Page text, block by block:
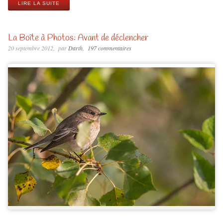
LIRE LA SUITE
La Boîte à Photos: Avant de déclencher
20 septembre 2012 parDarth 197 commentaires